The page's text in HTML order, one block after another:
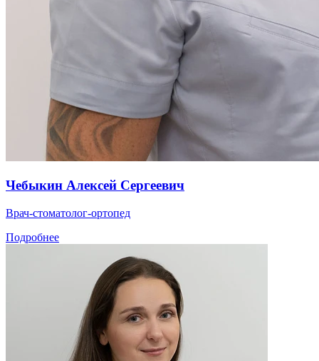
Чебыкин Алексей Сергеевич
Врач-стоматолог-ортопед
Подробнее